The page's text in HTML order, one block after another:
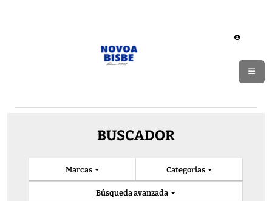
BUSCADOR
Categorias
Marcas
Búsqueda avanzada